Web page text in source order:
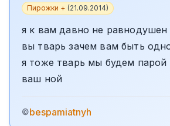
Пирожки + (21.09.2014)
я к вам давно не равнодушен
вы тварь зачем вам быть
я тоже тварь мы будем парой
ваш ной
©bespamiatnyh